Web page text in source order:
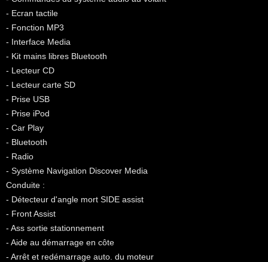
- Ecran tactile
- Fonction MP3
- Interface Media
- Kit mains libres Bluetooth
- Lecteur CD
- Lecteur carte SD
- Prise USB
- Prise iPod
- Car Play
- Bluetooth
- Radio
- Système Navigation Discover Media
Conduite :
- Détecteur d'angle mort SIDE assist
- Front Assist
- Ass sortie stationnement
- Aide au démarrage en côte
- Arrêt et redémarrage auto. du moteur